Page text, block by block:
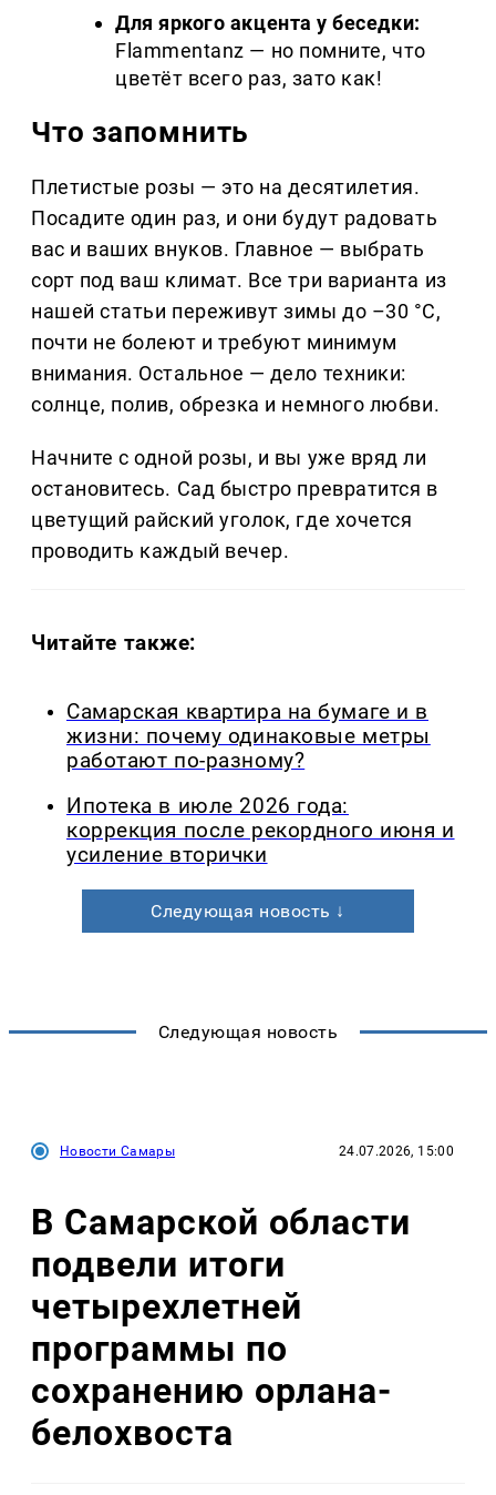
Для яркого акцента у беседки:
Flammentanz — но помните, что
цветёт всего раз, зато как!
Что запомнить
Плетистые розы — это на десятилетия.
Посадите один раз, и они будут радовать
вас и ваших внуков. Главное — выбрать
сорт под ваш климат. Все три варианта из
нашей статьи переживут зимы до –30 °C,
почти не болеют и требуют минимум
внимания. Остальное — дело техники:
солнце, полив, обрезка и немного любви.
Начните с одной розы, и вы уже вряд ли
остановитесь. Сад быстро превратится в
цветущий райский уголок, где хочется
проводить каждый вечер.
Читайте также:
Самарская квартира на бумаге и в
жизни: почему одинаковые метры
работают по-разному?
Ипотека в июле 2026 года:
коррекция после рекордного июня и
усиление вторички
Следующая новость ↓
Следующая новость
Новости Самары 24.07.2026, 15:00
В Самарской области
подвели итоги
четырехлетней
программы по
сохранению орлана-
белохвоста